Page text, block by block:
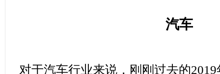
汽车
对于汽车行业来说，刚刚过去的